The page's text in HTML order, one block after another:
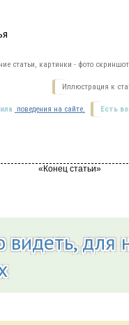
статьи, картинки - фото
Иллюстрация к
Есть
поведения на сайте.
видеть, для